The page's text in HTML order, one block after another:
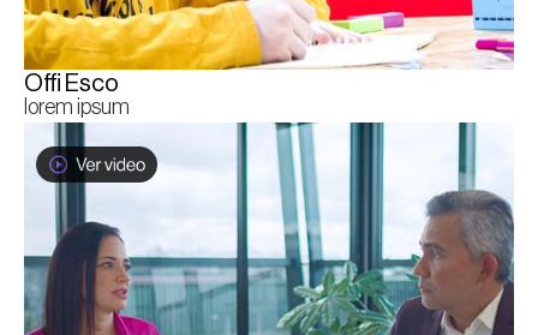
Offi Esco
lorem ipsum